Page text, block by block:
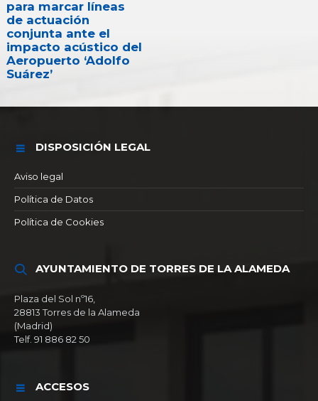
para marcar líneas
de actuación
conjunta ante el
impacto acústico del
Aeropuerto ‘Adolfo
Suárez’
DISPOSICIÓN LEGAL
Aviso legal
Política de Datos
Política de Cookies
AYUNTAMIENTO DE TORRES DE LA ALAMEDA
Plaza del Sol nº16,
28813 Torres de la Alameda
(Madrid)
Telf. 91 886 82 50
ACCESOS